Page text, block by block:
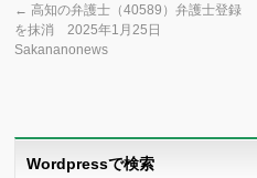
← 高知の弁護士（40589）弁護士登録
を抹消 2025年1月25日
Sakananonews
Wordpressで検索